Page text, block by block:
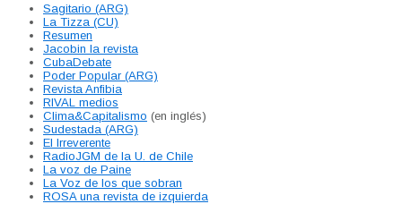
Sagitario (ARG)
La Tizza (CU)
Resumen
Jacobin la revista
CubaDebate
Poder Popular (ARG)
Revista Anfibia
RIVAL medios
Clima&Capitalismo (en inglés)
Sudestada (ARG)
El Irreverente
RadioJGM de la U. de Chile
La voz de Paine
La Voz de los que sobran
ROSA una revista de izquierda